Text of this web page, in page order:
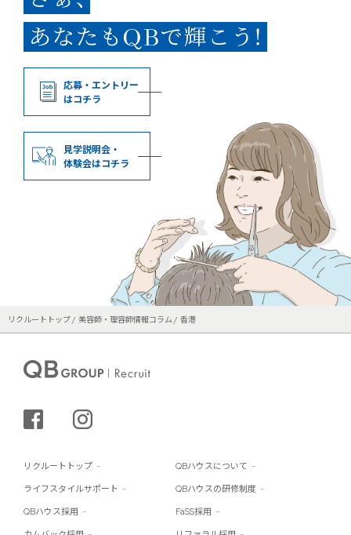
応募・エントリー
はコチラ
見学説明会・
体験会はコチラ
リクルートトップ 美容師・理容師情報コラム 香港
シェアする
リクルートトップ QBハウスについて
ライフスタイルサポート QBハウスの研修制度
QBハウス採用 FaSS採用